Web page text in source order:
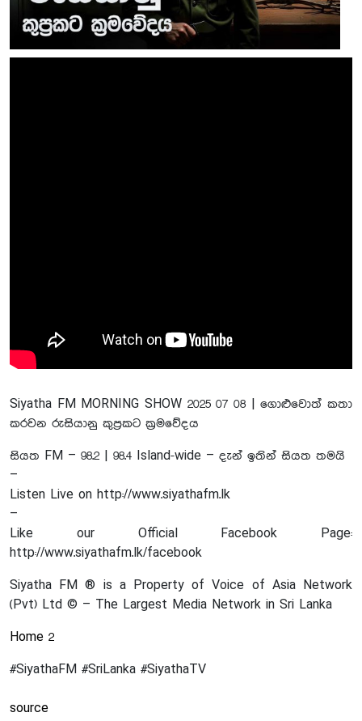
Siyatha FM MORNING SHOW 2025 07 08 | ගොළුවොත් කතා
කරවන රුසියානු කුප්‍රකට ක්‍රමවේදය
සියත FM – 98.2 | 98.4 Island-wide – දැන් ඉතින් සියත තමයි
–
Listen Live on http://www.siyathafm.lk
–
Like our Official Facebook Page:
http://www.siyathafm.lk/facebook
Siyatha FM ® is a Property of Voice of Asia Network
(Pvt) Ltd © – The Largest Media Network in Sri Lanka
Home 2
#SiyathaFM #SriLanka #SiyathaTV
source